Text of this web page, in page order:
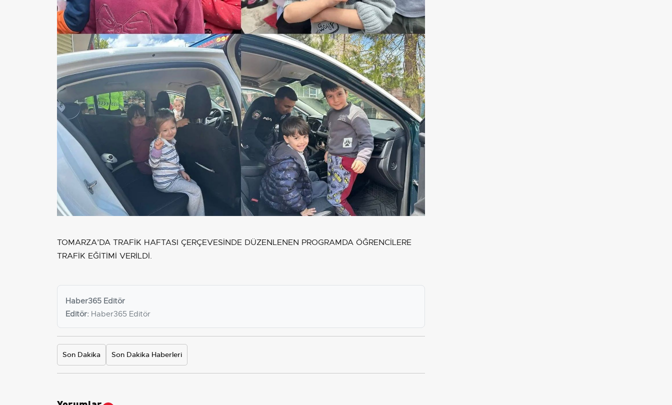
TOMARZA’DA TRAFİK HAFTASI ÇERÇEVESİNDE DÜZENLENEN PROGRAMDA ÖĞRENCİLERE
TRAFİK EĞİTİMİ VERİLDİ.
Haber365 Editör
Editör: Haber365 Editör
Son Dakika Son Dakika Haberleri